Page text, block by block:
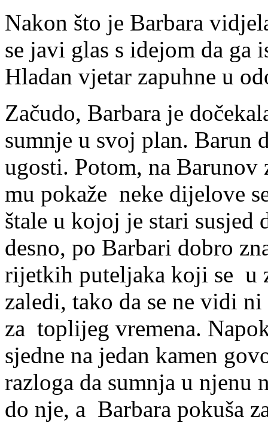
Nakon što je Barbara
se javi glas s idejom da
Hladan vjetar zapuhne u
Začudo, Barbara je
sumnje u svoj plan.
ugosti. Potom, na Barunov
mu pokaže neke dijelove
štale u kojoj je stari susjed
desno, po Barbari dobro
rijetkih puteljaka koji se u
zaledi, tako da se ne vidi
za toplijeg vremena.
sjedne na jedan kamen
razloga da sumnja u njenu
do nje, a Barbara pokuša